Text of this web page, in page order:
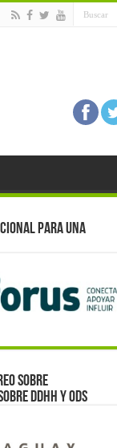
para una
sobre
DDHH y ODS